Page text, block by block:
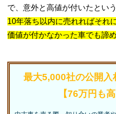
で、意外と高値が付いたとい
10年落ち以内に売れればそれ
価値が付かなかった車でも諦
最大5,000社の公開入
【76万円も